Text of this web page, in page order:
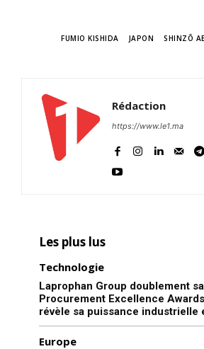
FUMIO KISHIDA JAPON SHINZŌ
Rédaction
https://www.le1.ma
Les plus lus
Technologie
Laprophan Group doublement
Procurement Excellence
révèle sa puissance industrielle
Europe